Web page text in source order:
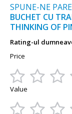
SPUNE-NE
BUCHET CU
THINKING OF
Rating-ul
Price
1
2
3
4
5
Value